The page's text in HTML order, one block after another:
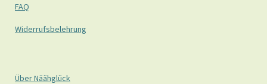
FAQ
Widerrufsbelehrung
Über Näähglück